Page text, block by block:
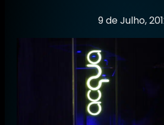
9 de Julho,